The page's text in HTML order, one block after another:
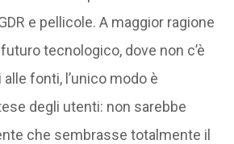
e pellicole. A maggior ragione
tecnologico, dove non c’è
fonti, l’unico modo è
degli utenti: non sarebbe
che sembrasse totalmente il